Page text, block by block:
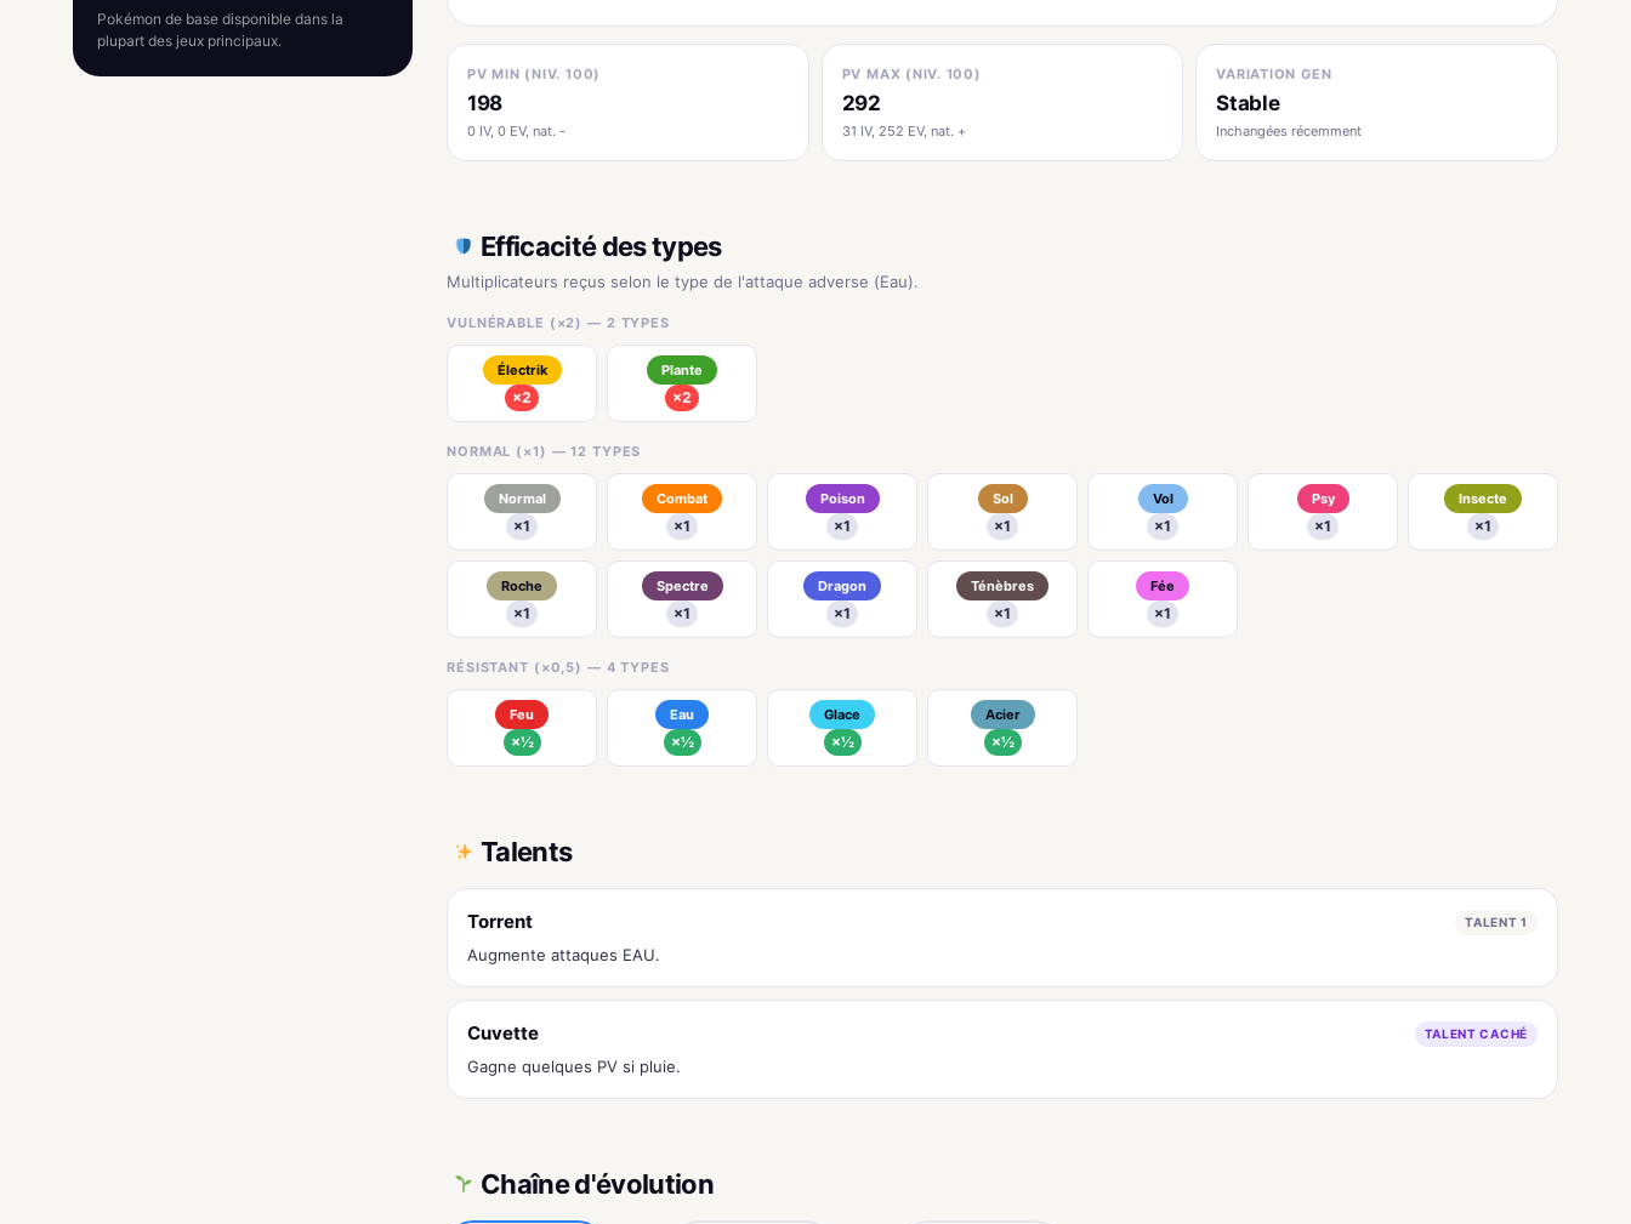
Pokémon de base disponible dans la
plupart des jeux principaux.
PV MIN (NIV. 100)
198
0 IV, 0 EV, nat. -
PV MAX (NIV. 100)
292
31 IV, 252 EV, nat. +
VARIATION GEN
Stable
Inchangées récemment
Efficacité des types
Multiplicateurs reçus selon le type de l'attaque adverse (Eau).
VULNÉRABLE (×2) — 2 TYPES
Électrik
×2
Plante
×2
NORMAL (×1) — 12 TYPES
Normal
×1
Combat
×1
Poison
×1
Sol
×1
Vol
×1
Psy
×1
Insecte
×1
Roche
×1
Spectre
×1
Dragon
×1
Ténèbres
×1
Fée
×1
RÉSISTANT (×0,5) — 4 TYPES
Feu
×½
Eau
×½
Glace
×½
Acier
×½
Talents
Torrent TALENT 1
Augmente attaques EAU.
Cuvette TALENT CACHÉ
Gagne quelques PV si pluie.
Chaîne d'évolution